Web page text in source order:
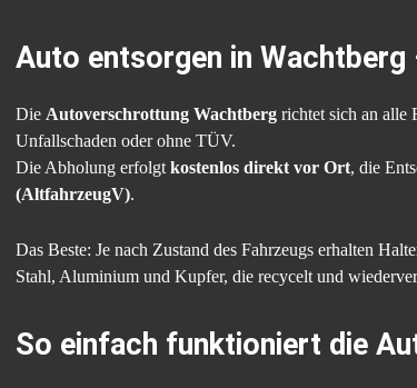
Auto entsorgen in
Die Autoverschrottung Wachtberg richtet sich an alle
Unfallschaden oder ohne TÜV.
Die Abholung erfolgt kostenlos direkt vor Ort, die
(AltfahrzeugV).
Das Beste: Je nach Zustand des Fahrzeugs erhalten
Stahl, Aluminium und Kupfer, die recycelt und
So einfach funktioniert die